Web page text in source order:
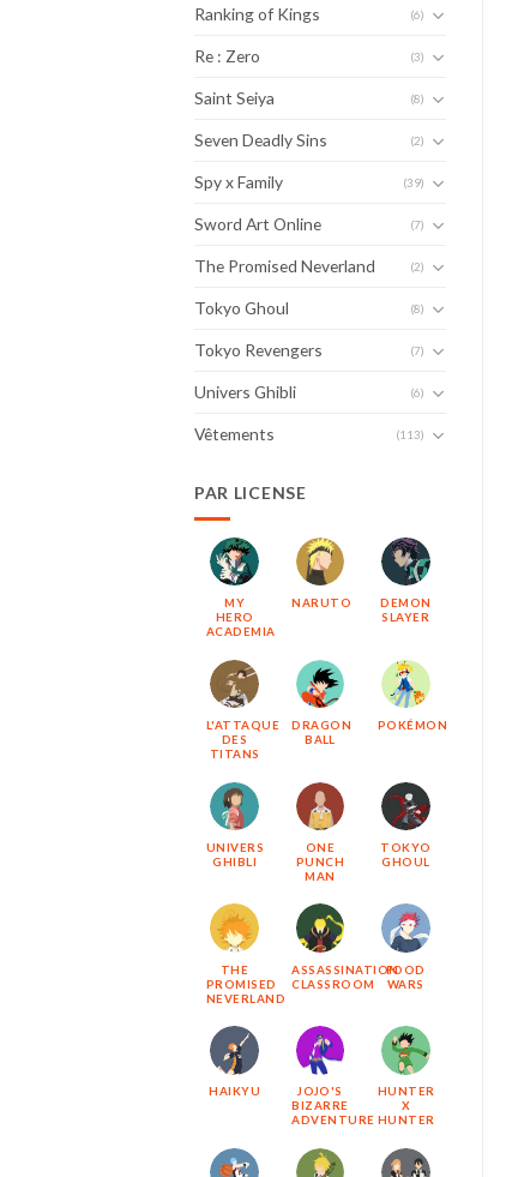
Ranking of Kings (6)
Re : Zero (3)
Saint Seiya (8)
Seven Deadly Sins (2)
Spy x Family (39)
Sword Art Online (7)
The Promised Neverland (2)
Tokyo Ghoul (8)
Tokyo Revengers (7)
Univers Ghibli (6)
Vêtements (113)
PAR LICENSE
MY
HERO
ACADEMIA
NARUTO
DEMON
SLAYER
L'ATTAQUE
DES
TITANS
DRAGON
BALL
POKÉMON
UNIVERS
GHIBLI
ONE
PUNCH
MAN
TOKYO
GHOUL
THE
PROMISED
NEVERLAND
ASSASSINATION
CLASSROOM
FOOD
WARS
HAIKYU
JOJO'S
BIZARRE
ADVENTURE
HUNTER
X
HUNTER